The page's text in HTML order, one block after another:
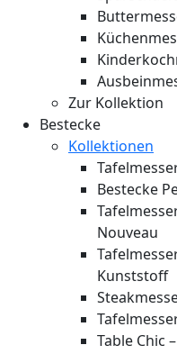
Zur Kollektion
Bestecke
Kollektionen
Bestecke
Nouveau
Kunststoff
Table Chic